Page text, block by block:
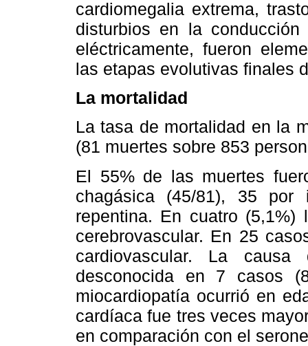
cardiomegalia extrema,
disturbios en la
eléctricamente, fueron
las etapas evolutivas finales
La mortalidad
La tasa de mortalidad en la
(81 muertes sobre 853
El 55% de las muertes
chagásica (45/81), 35 por
repentina. En cuatro
cerebrovascular. En 25
cardiovascular. La
desconocida en 7 casos
miocardiopatía ocurrió en
cardíaca fue tres veces
en comparación con el